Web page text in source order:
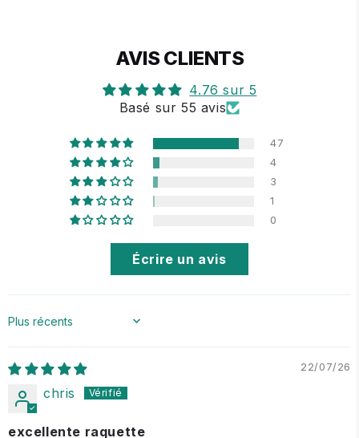
AVIS CLIENTS
4.76 sur 5
Basé sur 55 avis
47
4
3
1
0
Écrire un avis
Sort by
22/07/26
chris
excellente raquette